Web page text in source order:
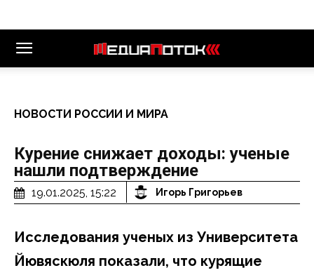
НОВОСТИ РОССИИ И МИРА
Курение снижает доходы: ученые
нашли подтверждение
19.01.2025, 15:22 Игорь Григорьев
Исследования ученых из Университета
Йювяскюля показали, что курящие